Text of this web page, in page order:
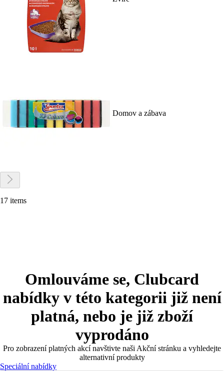
Domov a zábava
17 items
Omlouváme se, Clubcard
nabídky v této kategorii již není
platná, nebo je již zboží
vyprodáno
Pro zobrazení platných akcí navštivte naši Akční stránku a vyhledejte
alternativní produkty
Speciální nabídky